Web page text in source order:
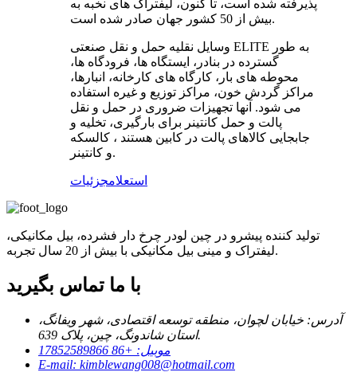
پذیرفته شده است، تا کنون، لیفتراک های نخبه به
بیش از 50 کشور جهان صادر شده است.
وسایل نقلیه حمل و نقل صنعتی ELITE به طور
گسترده در بنادر، ایستگاه ها، فرودگاه ها،
محوطه های بار، کارگاه های کارخانه، انبارها،
مراکز گردش خون، مراکز توزیع و غیره استفاده
می شود. آنها تجهیزات ضروری در حمل و نقل
پالت و حمل کانتینر برای بارگیری، تخلیه و
جابجایی کالاهای پالت در کابین هستند ، کالسکه
و کانتینر.
استعلامجزئیات
تولید کننده پیشرو در چین لودر چرخ دار فشرده، بیل مکانیکی،
لیفتراک و مینی بیل مکانیکی با بیش از 20 سال تجربه.
با ما تماس بگیرید
آدرس: خیابان لچوان، منطقه توسعه اقتصادی، شهر ویفانگ،
استان شاندونگ، چین، پلاک 639.
موبیل: +86 17852589866
E-mail: kimblewang008@hotmail.com